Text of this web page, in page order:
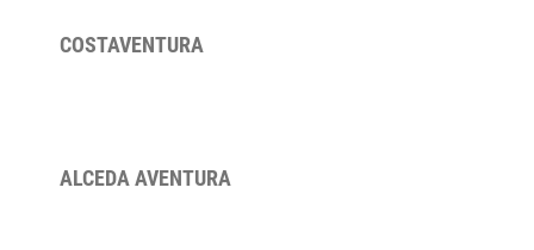
COSTAVENTURA
ALCEDA AVENTURA